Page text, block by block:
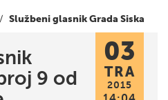
Službeni glasnik Grada Siska
9 od
03
TRA
2015